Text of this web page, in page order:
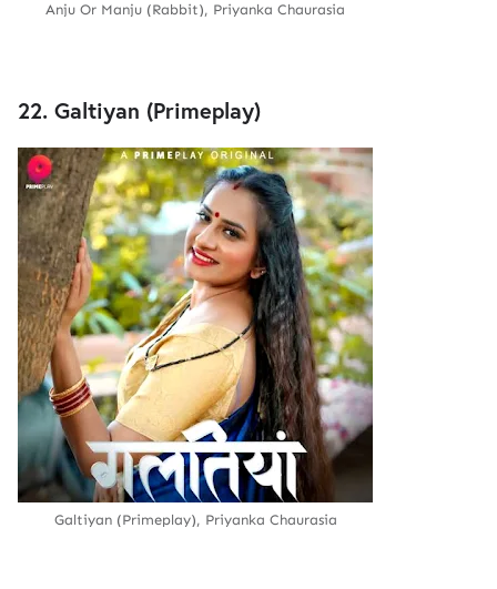
Anju Or Manju (Rabbit), Priyanka Chaurasia
22. Galtiyan (Primeplay)
Galtiyan (Primeplay), Priyanka Chaurasia